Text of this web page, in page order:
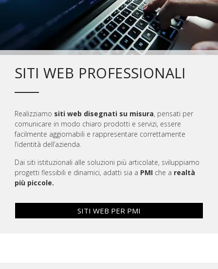
SITI WEB PROFESSIONALI
Realizziamo siti web disegnati su misura, pensati per
comunicare in modo chiaro prodotti e servizi, essere
facilmente aggiornabili e rappresentare correttamente
l’identità dell’azienda.
Dai siti istituzionali alle soluzioni più articolate, sviluppiamo
progetti flessibili e dinamici, adatti sia a PMI che a realtà
più piccole.
SITI WEB PER PMI